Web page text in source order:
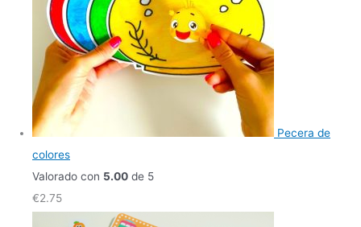
Pecera de
colores
Valorado con 5.00 de 5
€2.75